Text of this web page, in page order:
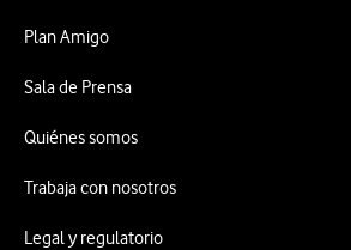
Plan Amigo
Sala de Prensa
Quiénes somos
Trabaja con nosotros
Legal y regulatorio